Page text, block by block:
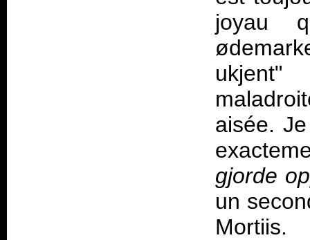
joyau
aisée.
gjorde
un
Mortiis.